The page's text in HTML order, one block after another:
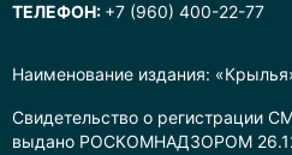
Наименование издания:
Свидетельство о регистрации
выдано РОСКОМНАДЗОРОМ
ТЕЛЕФОН: +7 (960) 400-22-77